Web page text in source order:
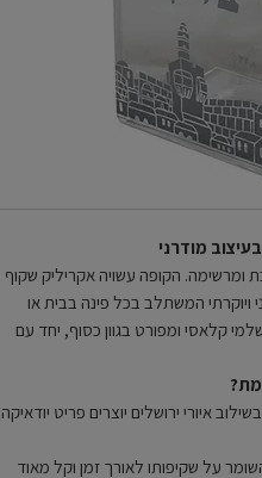
מודרני
ומרשימה. הקופה עשויה אקריליק שקוף
ויוקרתי המשתלב בכל פינה בבית או
קלאסי ומפורט בגוון כסוף, יחד עם
איורי ירושלים יוצרים פריט יודאיקה
על שקיפותו לאורך זמן וקל מאוד